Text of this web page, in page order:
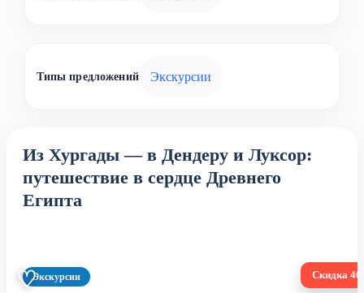
Типы предложений Экскурсии
Из Хургады — в Дендеру и Луксор:
путешествие в сердце Древнего
Египта
♡ Скидка
Экскурсии